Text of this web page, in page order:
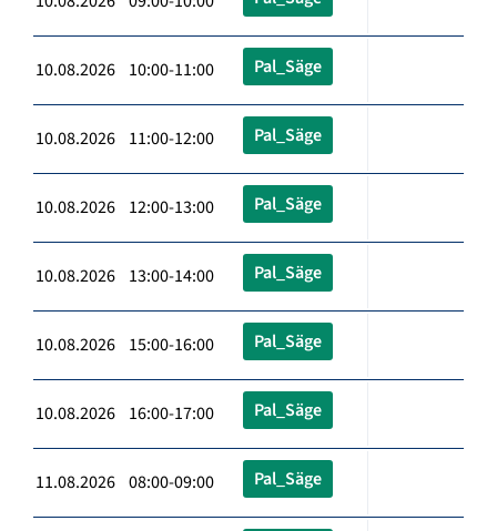
10.08.2026 10:00-11:00 Pal_Säge
10.08.2026 11:00-12:00 Pal_Säge
10.08.2026 12:00-13:00 Pal_Säge
10.08.2026 13:00-14:00 Pal_Säge
10.08.2026 15:00-16:00 Pal_Säge
10.08.2026 16:00-17:00 Pal_Säge
11.08.2026 08:00-09:00 Pal_Säge